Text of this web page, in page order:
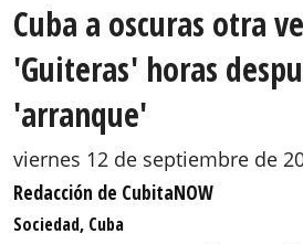
Cuba a oscuras otra
'Guiteras' horas
'arranque'
viernes 12 de septiembre de
Redacción de CubitaNOW
Sociedad, Cuba